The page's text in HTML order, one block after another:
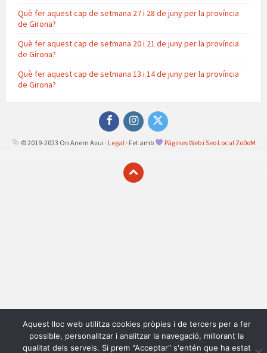
Què fer aquest cap de setmana 27 i 28 de juny per la província
de Girona?
Què fer aquest cap de setmana 20 i 21 de juny per la província
de Girona?
Què fer aquest cap de setmana 13 i 14 de juny per la província
de Girona?
FacebookInstagramTwitter
© 2019-2023 On Anem Avui · Legal · Fet amb Pàgines Web i Seo Local Zo0oM
Aquest lloc web utilitza cookies pròpies i de tercers per a fer
possible, personalitzar i analitzar la navegació, millorant la
qualitat dels serveis. Si prem "Acceptar" s'entén que ha estat